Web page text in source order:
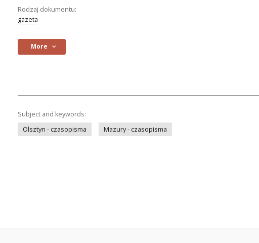
Rodzaj dokumentu:
gazeta
More
Subject and keywords:
Olsztyn - czasopisma
Mazury - czasopisma